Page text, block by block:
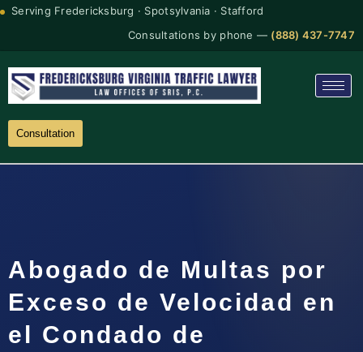
Serving Fredericksburg · Spotsylvania · Stafford
Consultations by phone — (888) 437-7747
Consultation
Abogado de Multas por
Exceso de Velocidad en
el Condado de